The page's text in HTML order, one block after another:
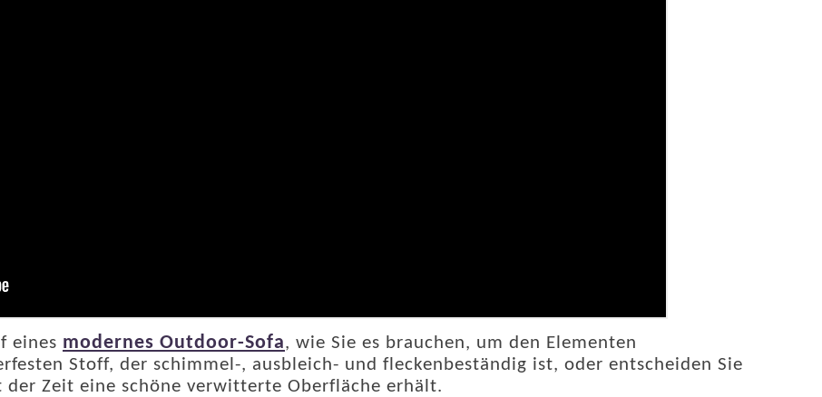
eines modernes Outdoor-Sofa, wie Sie es brauchen, um den Elementen
Stoff, der schimmel-, ausbleich- und fleckenbeständig ist, oder entscheiden Sie
der Zeit eine schöne verwitterte Oberfläche erhält.